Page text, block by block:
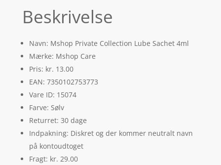
Beskrivelse
Navn: Mshop Private Collection Lube Sachet 4ml
Mærke: Mshop Care
Pris: kr. 13.00
EAN: 7350102753773
Vare ID: 15074
Farve: Sølv
Returret: 30 dage
Indpakning: Diskret og der kommer neutralt navn
på kontoudtoget
Fragt: kr. 29.00